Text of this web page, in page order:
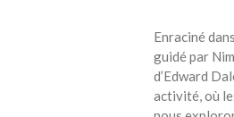
Enraciné
guidé par
d’Edward
activité, où